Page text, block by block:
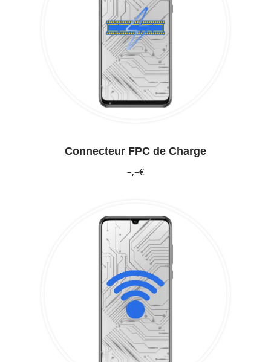
Connecteur FPC de Charge
–,–€